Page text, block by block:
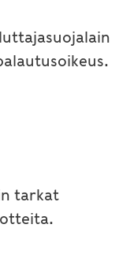
tarkat